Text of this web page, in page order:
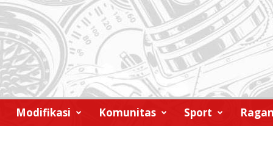
Modifikasi Komunitas Sport